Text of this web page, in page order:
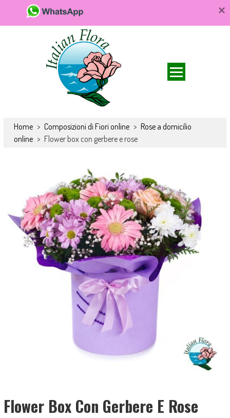
floreali. Fiori da acquistare online e consegnare a domicilio per ogni
occasione.
Home > Composizioni di Fiori online > Rose a domicilio
online > Flower box con gerbere e rose
Flower Box Con Gerbere E Rose